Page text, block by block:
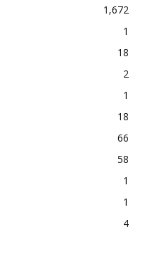
1,672
1
18
2
1
18
66
58
1
1
4